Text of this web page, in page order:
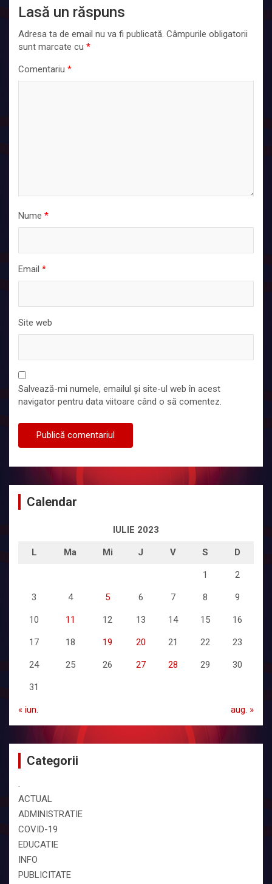
Lasă un răspuns
Adresa ta de email nu va fi publicată. Câmpurile obligatorii
sunt marcate cu *
Comentariu *
Nume *
Email *
Site web
Salvează-mi numele, emailul și site-ul web în acest
navigator pentru data viitoare când o să comentez.
Calendar
IULIE 2023
L Ma Mi J V S D
1 2
3 4 5 6 7 8 9
10 11 12 13 14 15 16
17 18 19 20 21 22 23
24 25 26 27 28 29 30
31
« iun. aug. »
Categorii
.
ACTUAL
ADMINISTRATIE
COVID-19
EDUCATIE
INFO
PUBLICITATE